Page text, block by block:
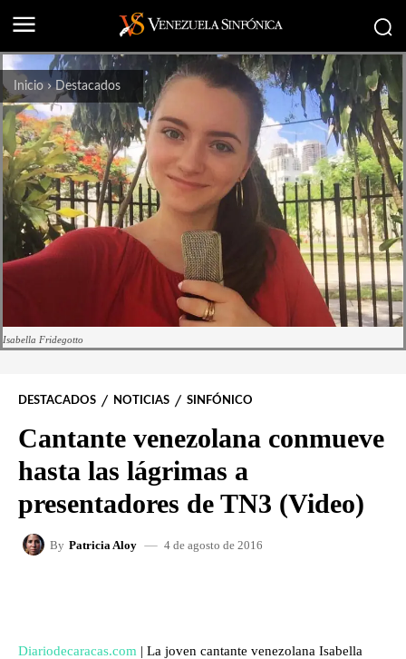
Inicio Destacados
Isabella Fridegotto
DESTACADOS NOTICIAS SINFÓNICO
Cantante venezolana conmueve
hasta las lágrimas a
presentadores de TN3 (Video)
By Patricia Aloy 4 de agosto de 2016
Diariodecaracas.com | La joven cantante venezolana Isabella